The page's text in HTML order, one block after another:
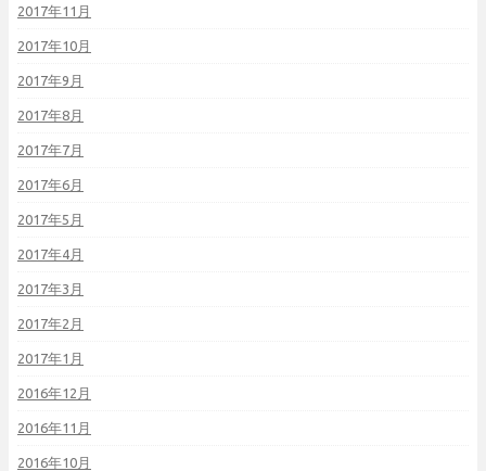
2017年11月
2017年10月
2017年9月
2017年8月
2017年7月
2017年6月
2017年5月
2017年4月
2017年3月
2017年2月
2017年1月
2016年12月
2016年11月
2016年10月